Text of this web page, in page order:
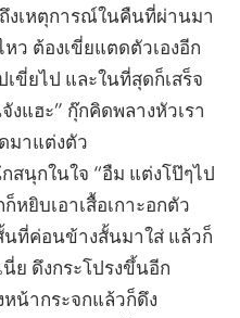
งเหตุการณ์ในคืนที่ผ่านมา
ว ต้องเขี่ยแตดตัวเองอีก
เขี่ยไป และในที่สุดก็เสร็จ
งแฮะ” กุ๊กคิดพลางหัวเรา
มาแต่งตัว
นุกในใจ “อืม แต่งโป๊ๆไป
หยิบเอาเสื้อเกาะอกตัว
นที่ค่อนข้างสั้นมาใส่ แล้วก็
ย ดึงกระโปรงขึ้นอีก
น้ากระจกแล้วก็ดึง